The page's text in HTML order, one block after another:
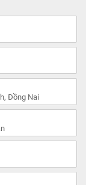
Đồng Nai